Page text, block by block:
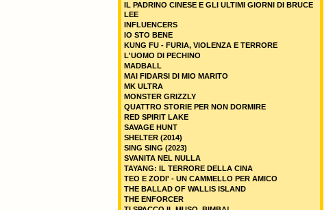
IL PADRINO CINESE E GLI ULTIMI GIORNI DI BRUCE
LEE
INFLUENCERS
IO STO BENE
KUNG FU - FURIA, VIOLENZA E TERRORE
L'UOMO DI PECHINO
MADBALL
MAI FIDARSI DI MIO MARITO
MK ULTRA
MONSTER GRIZZLY
QUATTRO STORIE PER NON DORMIRE
RED SPIRIT LAKE
SAVAGE HUNT
SHELTER (2014)
SING SING (2023)
SVANITA NEL NULLA
TAYANG: IL TERRORE DELLA CINA
TEO E ZODI' - UN CAMMELLO PER AMICO
THE BALLAD OF WALLIS ISLAND
THE ENFORCER